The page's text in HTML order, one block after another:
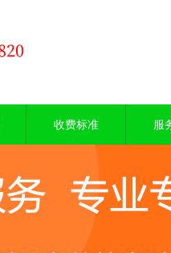
收费标准 服